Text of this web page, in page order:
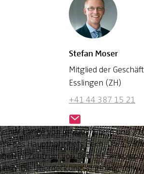
Stefan Moser
Mitglied der
Esslingen (ZH)
+41 44 387 15 21
Länge von je 200 Metern und
des Hauptbahnhofs Bern. Die 1,5
im Zentrum von Bern ist an
Die Überdeckung ist gering,